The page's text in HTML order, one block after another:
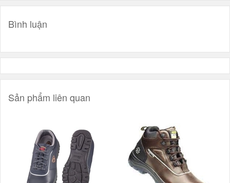
Bình luận
Sản phẩm liên quan